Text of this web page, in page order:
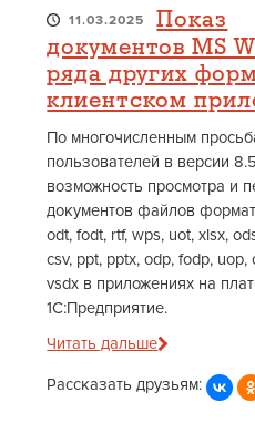
11.03.2025
Показ
документов MS
ряда других
клиентском
По многочисленным
пользователей в версии
возможность просмотра и
документов файлов
odt, fodt, rtf, wps, uot, xlsx,
csv, ppt, pptx, odp, fodp, uop,
vsdx в приложениях на
1С:Предприятие.
Читать дальше
Рассказать друзьям: